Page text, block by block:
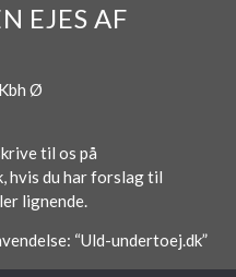
EJES AF
Ø
til os på
du har forslag til
lignende.
“Uld-undertoej.dk”